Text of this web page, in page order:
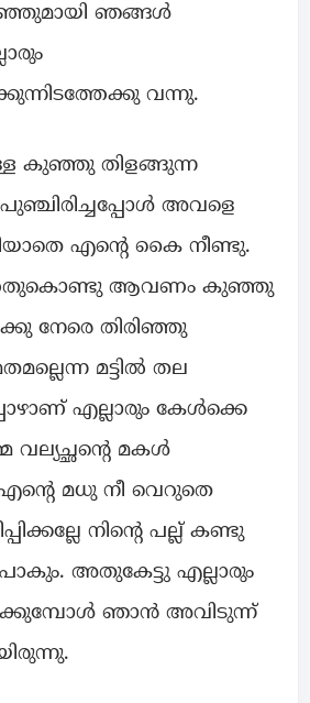
ഞങ്ങൾ
വന്നു.
കുഞ്ഞു തിളങ്ങുന്ന
അവളെ
എന്റെ കൈ നീണ്ടു.
ആവണം കുഞ്ഞു
നേരെ തിരിഞ്ഞു
മട്ടിൽ തല
എല്ലാരും കേൾക്കെ
മകൾ
മധു നീ വെറുതെ
നിന്റെ പല്ല് കണ്ടു
അതുകേട്ടു എല്ലാരും
ഞാൻ അവിടുന്ന്